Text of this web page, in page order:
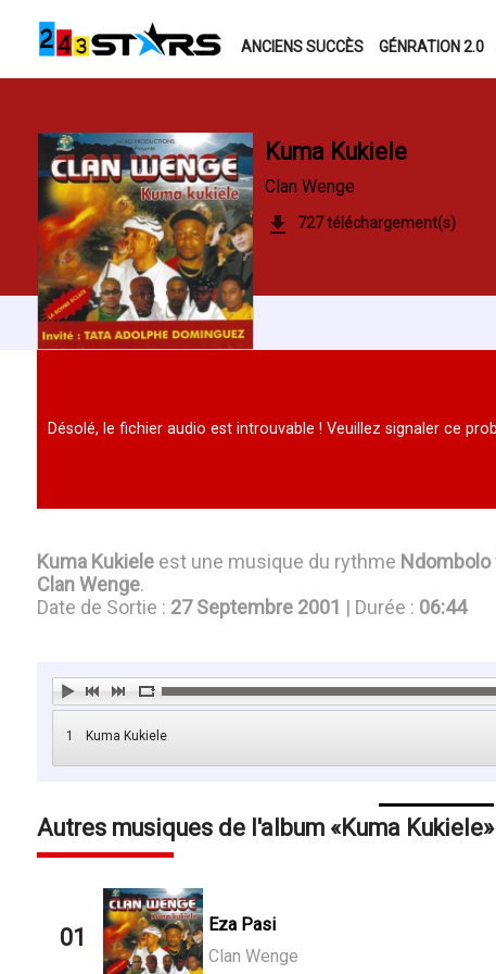
ANCIENS SUCCÈS GÉNRATION 2.0
Kuma Kukiele
Clan Wenge
727 téléchargement(s)
Désolé, le fichier audio est introuvable ! Veuillez signaler ce
Kuma Kukieleest une musique du rythme Ndombolo
Clan Wenge.
Date de Sortie : 27 Septembre 2001 | Durée : 06:44
1 Kuma Kukiele
Autres musiques de l'album Kuma Kukiele
01
Eza Pasi
Clan Wenge